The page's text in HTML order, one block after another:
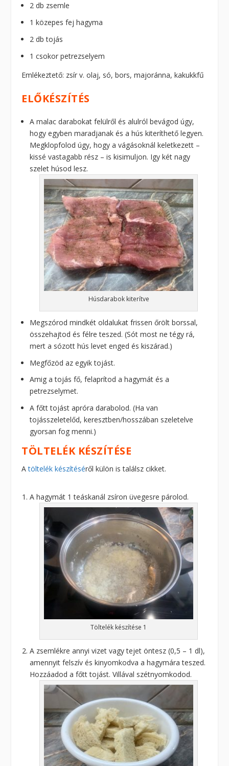
2 db zsemle
1 közepes fej hagyma
2 db tojás
1 csokor petrezselyem
Emlékeztető: zsír v. olaj, só, bors, majoránna, kakukkfű
ELŐKÉSZÍTÉS
A malac darabokat felülről és alulról bevágod úgy,
hogy egyben maradjanak és a hús kiteríthető legyen.
Megklopfolod úgy, hogy a vágásoknál keletkezett –
kissé vastagabb rész – is kisimuljon. Igy két nagy
szelet húsod lesz.
Húsdarabok kiterítve
Megszórod mindkét oldalukat frissen őrölt borssal,
összehajtod és félre teszed. (Sót most ne tégy rá,
mert a sózott hús levet enged és kiszárad.)
Megfőzöd az egyik tojást.
Amig a tojás fő, felaprítod a hagymát és a
petrezselymet.
A főtt tojást apróra darabolod. (Ha van
tojásszeletelőd, keresztben/hosszában szeletelve
gyorsan fog menni.)
TÖLTELÉK KÉSZÍTÉSE
Atöltelék készítéséről külön is találsz cikket.
A hagymát 1 teáskanál zsíron üvegesre párolod.
Töltelék készítése 1
A zsemlékre annyi vizet vagy tejet öntesz (0,5 – 1 dl),
amennyit felszív és kinyomkodva a hagymára teszed.
Hozzáadod a főtt tojást. Villával szétnyomkodod.